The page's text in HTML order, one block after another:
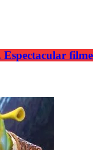
Espectacular filme